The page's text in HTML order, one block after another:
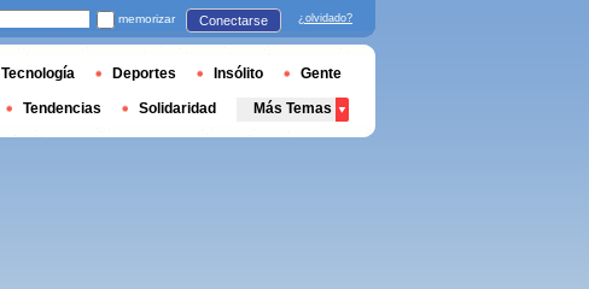
memorizar Conectarse ¿olvidado?
Tecnología Deportes Insólito Gente
Tendencias Solidaridad Más Temas